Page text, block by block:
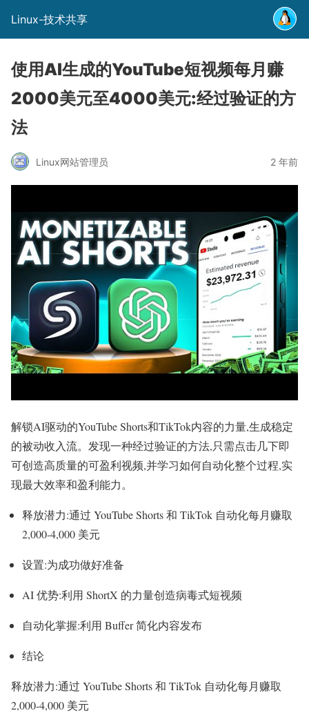
Linux-技术共享
使用AI生成的YouTube短视频每月赚
2000美元至4000美元:经过验证的方
法
Linux网站管理员 2 年前
解锁AI驱动的YouTube Shorts和TikTok内容的力量,生成稳定
的被动收入流。发现一种经过验证的方法,只需点击几下即
可创造高质量的可盈利视频,并学习如何自动化整个过程,实
现最大效率和盈利能力。
释放潜力:通过 YouTube Shorts 和 TikTok 自动化每月赚取
2,000-4,000 美元
设置:为成功做好准备
AI 优势:利用 ShortX 的力量创造病毒式短视频
自动化掌握:利用 Buffer 简化内容发布
结论
释放潜力:通过 YouTube Shorts 和 TikTok 自动化每月赚取
2,000-4,000 美元